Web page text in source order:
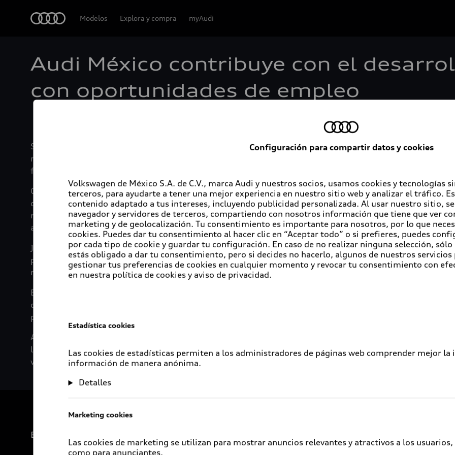
Modelos Explora y compra myAudi
Audi México contribuye con el
con oportunidades de empleo
San José Chiapa, Puebla, 14 de octubre del 2022.- Como muestra del compromiso con el desarrollo de la
más habitantes de los municipios de la región en donde se encuentra la fábrica. Hasta ahora suman 233
fueron contratados este año, lo cual representa un 55% más de contrataciones que en 2021.
Con este enfoque, desde mayo la armadora alemana definió la mayoría de los ingresos de personal directo
organizado varias ferias de bolsa de trabajo en la zona para explicar la oferta y beneficios de sumarse a la
registrarse en las vacantes en la app de la planta a través de equipos, personal e internet disponibles en el
autobuses que Audi pone a disposición de la población.
Jacobo Issa, Vicepresidente de Recursos Humanos y Organización de Audi México: “Para Audi México, el
prioridad y uno de nuestros principales objetivos. Por ello, estamos comprometidos en crear
rodean, por ello impulsamos iniciativas para que puedan incorporarse a nuestro equipo de trabajo.
Entre las acciones que la planta implementa para lograr su meta de contratación se imparten cursos
cursos de lógica, análisis o pensamiento crítico. Esto para brindar nuevas herramientas a los nuevos
pruebas de ingreso y examen psicométrico.
Además, el compromiso es que la estrategia continúe el siguiente año y se pueda impulsar el desarrollo de
las comunidades aledañas y sumar en el desarrollo de la región asumiendo su responsabilidad más allá de
vecinos con la convicción de que juntos continuarán colaborando en los próximos años para impulsar el
Experiencia
Configuración para compartir datos y cookies
Volkswagen de México S.A. de C.V., marca Audi y nuestros socios, usamos cookies y tecnologías
terceros, para ayudarte a tener una mejor experiencia en nuestro sitio web y analizar el tráfico.
contenido adaptado a tus intereses, incluyendo publicidad personalizada. Al usar nuestro sitio,
navegador y servidores de terceros, compartiendo con nosotros información que tiene que ver
marketing y de geolocalización. Tu consentimiento es importante para nosotros, por lo que
cookies. Puedes dar tu consentimiento al hacer clic en “Aceptar todo” o si prefieres, puedes
por cada tipo de cookie y guardar tu configuración. En caso de no realizar ninguna selección,
estás obligado a dar tu consentimiento, pero si decides no hacerlo, algunos de nuestros
gestionar tus preferencias de cookies en cualquier momento y revocar tu consentimiento con
en nuestra política de cookies y aviso de privacidad.
Estadística cookies
Las cookies de estadísticas permiten a los administradores de páginas web comprender mejor
información de manera anónima.
Detalles
Marketing cookies
Las cookies de marketing se utilizan para mostrar anuncios relevantes y atractivos a los
como para anunciantes.